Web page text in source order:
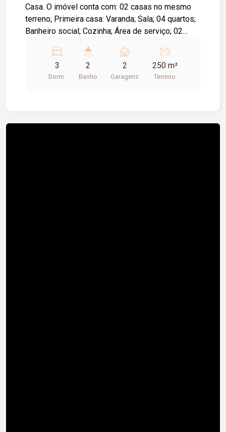
Casa. O imóvel conta com: 02 casas no mesmo
terreno; Primeira casa: Varanda; Sala; 04 quartos;
Banheiro social; Cozinha; Área de serviço; 02
área construída; Segunda casa: 02 quartos; Sala;
Banheiro social; Cozinha; Área de serviço;
Aproximadamente 40 m² de área construída;
3
Dorm.
2
Banho
2
Garagens
250 m²
Terreno